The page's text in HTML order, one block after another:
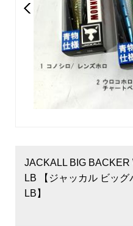
JACKALL BIG
LB 【ジャッカル ビッ
LB】